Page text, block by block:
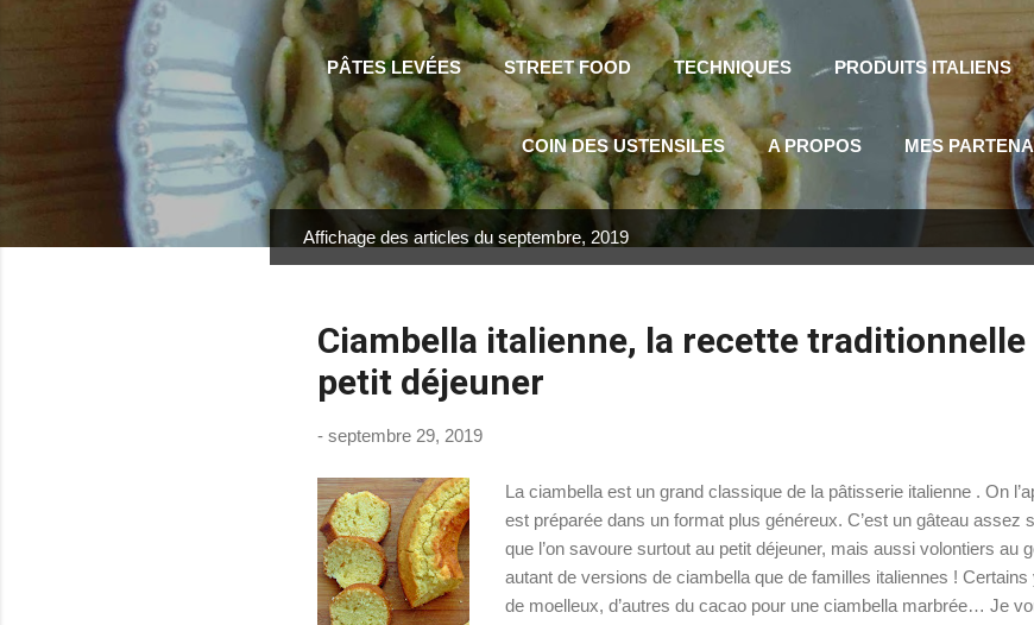
PÂTES LEVÉES STREET FOOD TECHNIQUES PRODUITS ITALIENS
COIN DES USTENSILES A PROPOS MES
A
Affichage des articles du septembre, 2019
Ciambella italienne, la recette traditionnelle
petit déjeuner
- septembre 29, 2019
La ciambella est un grand classique de la pâtisserie italienne . On
est préparée dans un format plus généreux. C’est un gâteau assez
que l’on savoure surtout au petit déjeuner, mais aussi volontiers au
autant de versions de ciambella que de familles italiennes !
de moelleux, d’autres du cacao pour une ciambella marbrée… Je